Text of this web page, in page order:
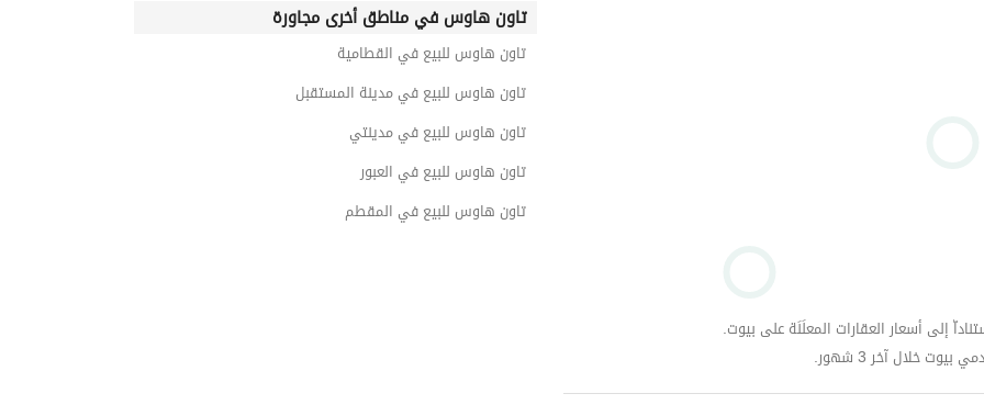
إلى أسعار العقارات المعلَنَة على بيوت.
خلال آخر 3 شهور.
تاون هاوس في مناطق أخرى مجاورة
تاون هاوس للبيع في القطامية
تاون هاوس للبيع في مدينة المستقبل
تاون هاوس للبيع في مدينتي
تاون هاوس للبيع في العبور
تاون هاوس للبيع في المقطم